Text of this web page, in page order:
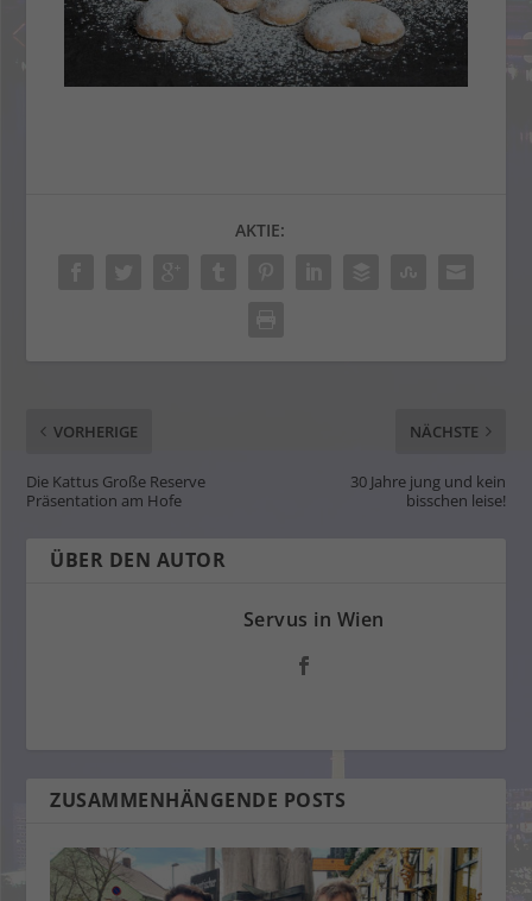
AKTIE:
VORHERIGE
Die Kattus Große Reserve
Präsentation am Hofe
NÄCHSTE
30 Jahre jung und kein
bisschen leise!
ÜBER DEN AUTOR
Servus in Wien
ZUSAMMENHÄNGENDE POSTS